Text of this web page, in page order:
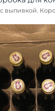
выпивкой.